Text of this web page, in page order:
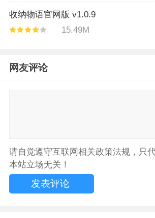
收纳物语官网版 v1.0.9
15.49M
网友评论
请自觉遵守互联网相关政策法规，只
本站立场无关！